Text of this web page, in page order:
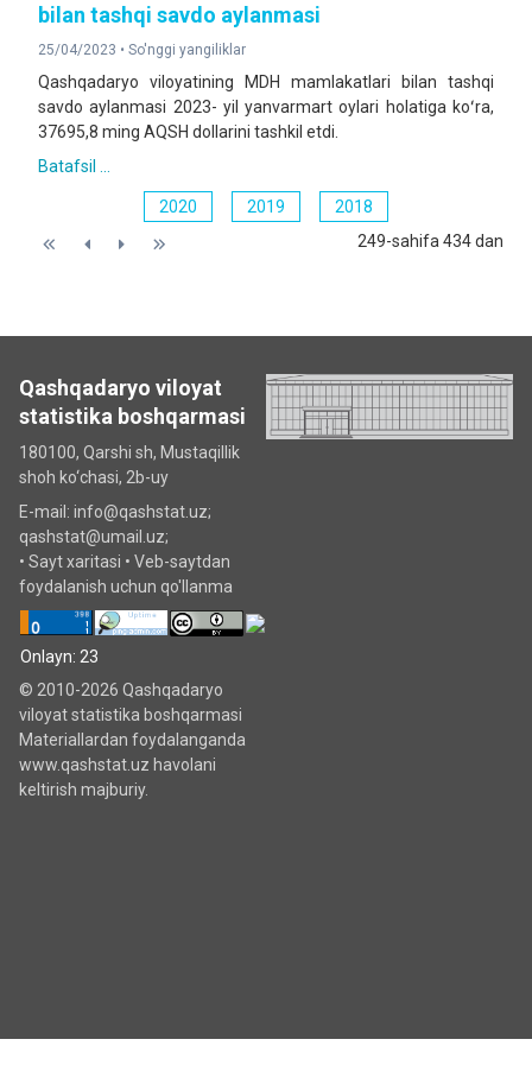
bilan tashqi savdo aylanmasi
25/04/2023 • So'nggi yangiliklar
Qashqadaryo viloyatining MDH mamlakatlari bilan tashqi
savdo aylanmasi 2023- yil yanvarmart oylari holatiga koʻra,
37695,8 ming AQSH dollarini tashkil etdi.
Batafsil ...
249-sahifa 434 dan
2020 2019 2018
Qashqadaryo viloyat
statistika boshqarmasi
180100, Qarshi sh, Mustаqillik
shoh ko‘chаsi, 2b-uy
E-mail: info@qashstat.uz;
qashstat@umail.uz;
• Sayt xaritasi • Veb-saytdan
foydalanish uchun qo'llanma
Onlayn: 23
© 2010-2026 Qashqadaryo
viloyat statistika boshqarmasi
Materiallardan foydalanganda
www.qashstat.uz havolani
keltirish majburiy.